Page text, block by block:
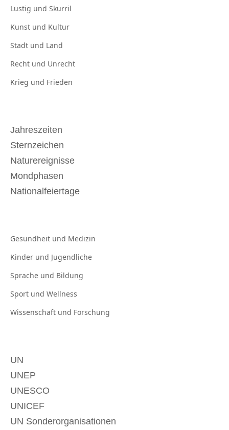
Lustig und Skurril
Kunst und Kultur
Stadt und Land
Recht und Unrecht
Krieg und Frieden
Jahreszeiten
Sternzeichen
Naturereignisse
Mondphasen
Nationalfeiertage
Gesundheit und Medizin
Kinder und Jugendliche
Sprache und Bildung
Sport und Wellness
Wissenschaft und Forschung
UN
UNEP
UNESCO
UNICEF
UN Sonderorganisationen